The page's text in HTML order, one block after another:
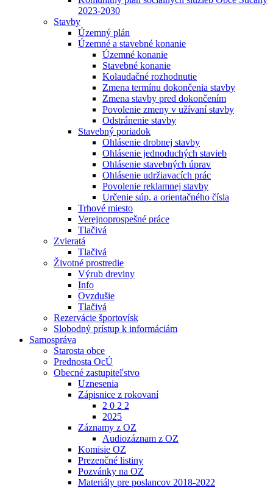
2023-2030
Stavby
Územný plán
Územné a stavebné konanie
Územné konanie
Stavebné konanie
Kolaudačné rozhodnutie
Zmena termínu dokončenia stavby
Zmena stavby pred dokončením
Povolenie zmeny v užívaní stavby
Odstránenie stavby
Stavebný poriadok
Ohlásenie drobnej stavby
Ohlásenie jednoduchých stavieb
Ohlásenie stavebných úprav
Ohlásenie udržiavacích prác
Povolenie reklamnej stavby
Určenie súp. a orientačného čísla
Trhové miesto
Verejnoprospešné práce
Tlačivá
Zvieratá
Tlačivá
Životné prostredie
Výrub dreviny
Info
Ovzdušie
Tlačivá
Rezervácie športovísk
Slobodný prístup k informáciám
Samospráva
Starosta obce
Prednosta OcÚ
Obecné zastupiteľstvo
Uznesenia
Zápisnice z rokovaní
2 0 2 2
2025
Záznamy z OZ
Audiozáznam z OZ
Komisie OZ
Prezenčné listiny
Pozvánky na OZ
Materiály pre poslancov 2018-2022